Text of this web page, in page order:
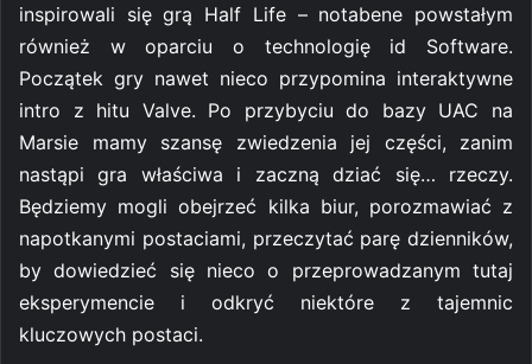
inspirowali się grą Half Life – notabene powstałym
również w oparciu o technologię id Software.
Początek gry nawet nieco przypomina interaktywne
intro z hitu Valve. Po przybyciu do bazy UAC na
Marsie mamy szansę zwiedzenia jej części, zanim
nastąpi gra właściwa i zaczną dziać się… rzeczy.
Będziemy mogli obejrzeć kilka biur, porozmawiać z
napotkanymi postaciami, przeczytać parę dzienników,
by dowiedzieć się nieco o przeprowadzanym tutaj
eksperymencie i odkryć niektóre z tajemnic
kluczowych postaci.